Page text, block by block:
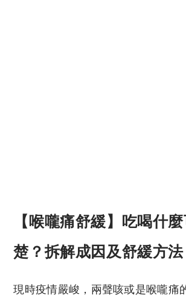
【喉嚨痛舒緩】吃喝什
楚？拆解成因及舒緩方法
現時疫情嚴峻，兩聲咳或是喉嚨痛